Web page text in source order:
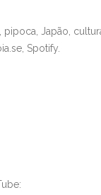
Japão,
Spotify.